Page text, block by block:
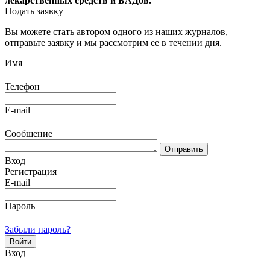
Подать заявку
Вы можете стать автором одного из наших журналов,
отправьте заявку и мы рассмотрим ее в течении дня.
Имя
Телефон
E-mail
Сообщение
Отправить
Вход
Регистрация
E-mail
Пароль
Забыли пароль?
Войти
Вход